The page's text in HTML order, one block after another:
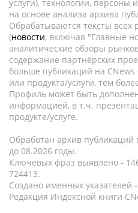
услуги), технологии, персоны
на основе анализа архива
Обрабатываются тексты всех
(новости, включая "Главные
аналитические обзоры
содержание партнёрских
больше публикаций на
или продукта/услуги, тем
Профиль может быть
информацией, в т.ч.
продукте/услуге.
Обработан архив публикаций
до 08.2026 годы.
Ключевых фраз выявлено -
724413.
Создано именных указателей
Редакция Индексной книги